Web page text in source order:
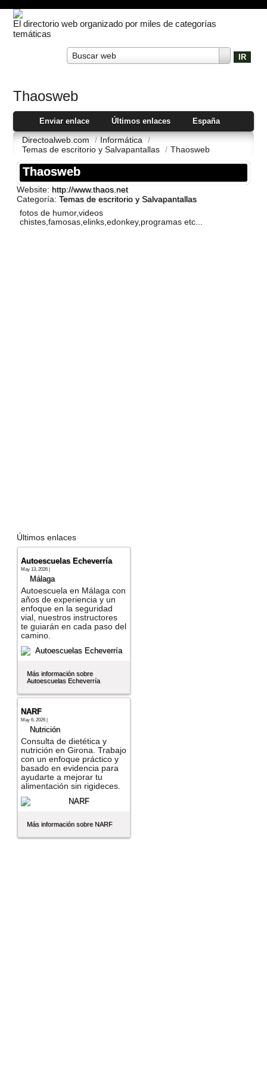
El directorio web organizado por miles de categorías
temáticas
Buscar web
Thaosweb
Enviar enlace Últimos enlaces España
Directoalweb.com / Informática /
Temas de escritorio y Salvapantallas / Thaosweb
Thaosweb
Website: http://www.thaos.net
Categoría:Temas de escritorio y Salvapantallas
fotos de humor,videos
chistes,famosas,elinks,edonkey,programas etc...
Últimos enlaces
Autoescuelas Echeverría
May 13, 2026 |
Málaga
Autoescuela en Málaga con
años de experiencia y un
enfoque en la seguridad
vial, nuestros instructores
te guiarán en cada paso del
camino.
Más información sobre
Autoescuelas Echeverría
NARF
May 6, 2026 |
Nutrición
Consulta de dietética y
nutrición en Girona. Trabajo
con un enfoque práctico y
basado en evidencia para
ayudarte a mejorar tu
alimentación sin rigideces.
Más información sobre NARF